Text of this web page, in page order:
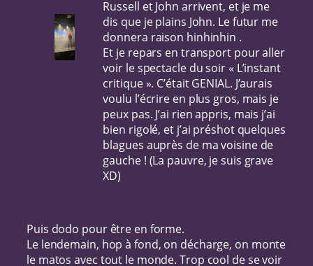
Russell et John arrivent, et je me
dis que je plains John. Le futur me
donnera raison hinhinhin .
Et je repars en transport pour aller
voir le spectacle du soir « L’instant
critique ». C’était GENIAL. J’aurais
voulu l’écrire en plus gros, mais je
peux pas. J’ai rien appris, mais j’ai
bien rigolé, et j’ai préshot quelques
blagues auprès de ma voisine de
gauche ! (La pauvre, je suis grave
XD)
Puis dodo pour être en forme.
Le lendemain, hop à fond, on décharge, on monte
le matos avec tout le monde. Trop cool de se voir